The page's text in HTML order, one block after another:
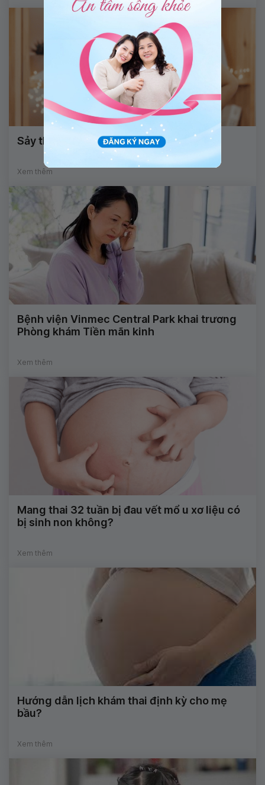
Sảy thai tự nhiên ra máu trong bao lâu?
Xem thêm
Bệnh viện Vinmec Central Park khai trương
Phòng khám Tiền mãn kinh
Xem thêm
Mang thai 32 tuần bị đau vết mổ u xơ liệu có
bị sinh non không?
Xem thêm
Hướng dẫn lịch khám thai định kỳ cho mẹ
bầu?
Xem thêm